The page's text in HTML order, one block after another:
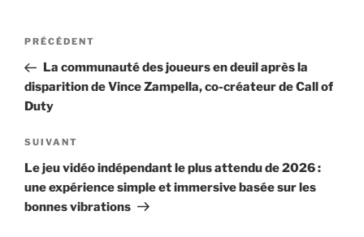
Navigation
l’article
Article
précédent
PRÉCÉDENT
La communauté des joueurs en deuil après la
disparition de Vince Zampella, co-créateur de Call of
Duty
Article
suivant
SUIVANT
Le jeu vidéo indépendant le plus attendu de 2026 :
une expérience simple et immersive basée sur les
bonnes vibrations